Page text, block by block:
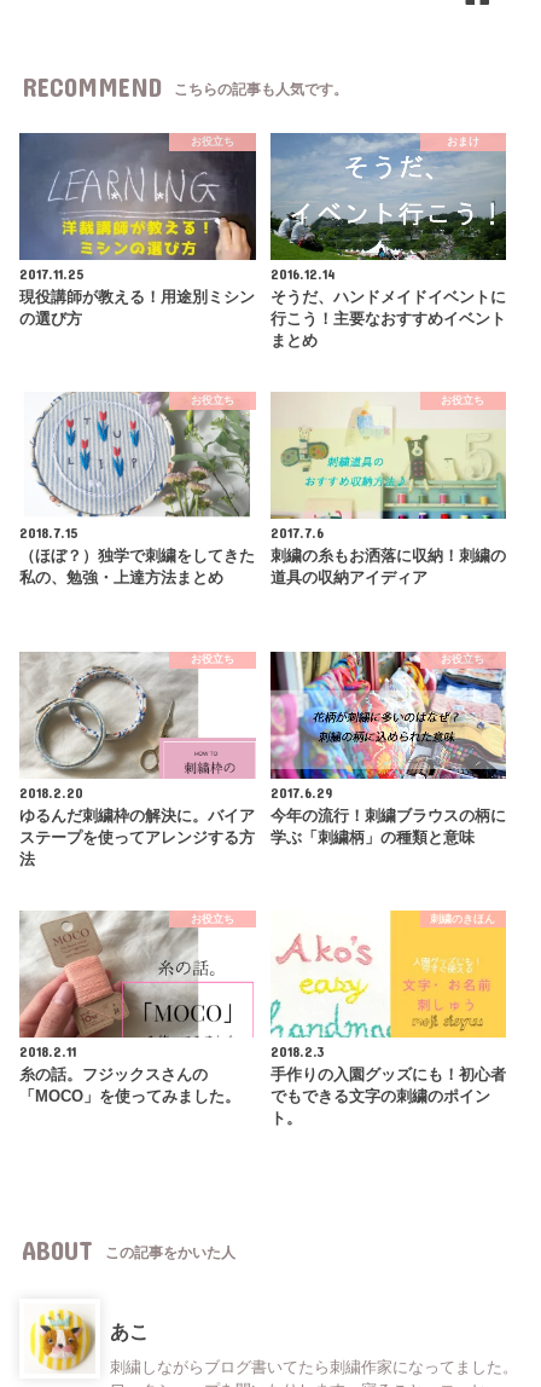
RECOMMEND こちらの記事も人気です。
お役立ち
2017.11.25
現役講師が教える！用途別ミシン
の選び方
おまけ
2016.12.14
そうだ、ハンドメイドイベントに
行こう！主要なおすすめイベント
まとめ
お役立ち
2018.7.15
（ほぼ？）独学で刺繍をしてきた
私の、勉強・上達方法まとめ
お役立ち
2017.7.6
刺繍の糸もお洒落に収納！刺繍の
道具の収納アイディア
お役立ち
2018.2.20
ゆるんだ刺繍枠の解決に。バイア
ステープを使ってアレンジする方
法
お役立ち
2017.6.29
今年の流行！刺繍ブラウスの柄に
学ぶ「刺繍柄」の種類と意味
お役立ち
2018.2.11
糸の話。フジックスさんの
「MOCO」を使ってみました。
刺繍のきほん
2018.2.3
手作りの入園グッズにも！初心者
でもできる文字の刺繍のポイン
ト。
ABOUT この記事をかいた人
あこ
刺繍しながらブログ書いてたら刺繍作家になってました。